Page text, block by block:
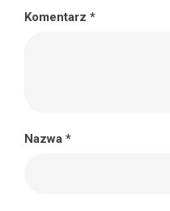
Komentarz *
Nazwa *